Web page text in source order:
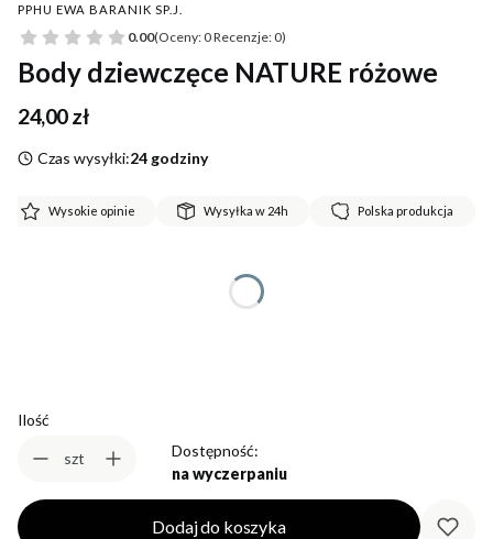
PPHU EWA BARANIK SP.J.
0.00(Oceny: 0 Recenzje: 0)
Body dziewczęce NATURE różowe
Cena
24,00 zł
Czas wysyłki:24 godziny
Wysokie opinie Wysyłka w 24h Polska produkcja
Ilość
szt
Dostępność:
na wyczerpaniu
Dodaj do koszyka